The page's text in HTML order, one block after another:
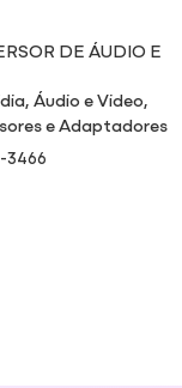
DE ÁUDIO E
, Áudio e Video,
e Adaptadores
3466